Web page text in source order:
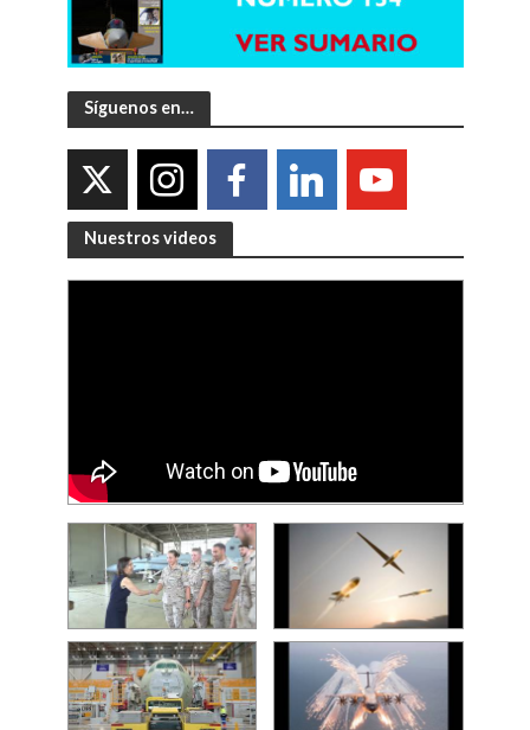
Síguenos en…
Nuestros videos